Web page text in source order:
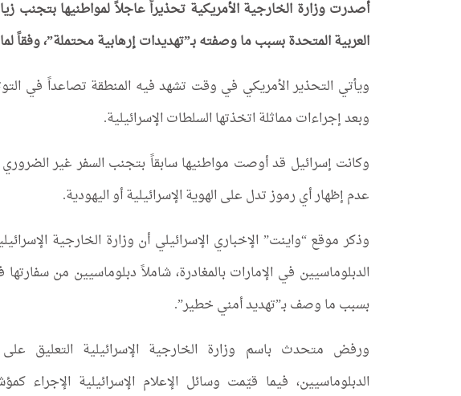
أصدرت وزارة الخارجية الأمريكية تحذيراً عاجلاً لمواطنيها بتجنب
العربية المتحدة بسبب ما وصفته بـ”تهديدات إرهابية محتملة”، وفقاً
ويأتي التحذير الأمريكي في وقت تشهد فيه المنطقة تصاعداً في
وبعد إجراءات مماثلة اتخذتها السلطات الإسرائيلية.
وكانت إسرائيل قد أوصت مواطنيها سابقاً بتجنب السفر غير الضروري
عدم إظهار أي رموز تدل على الهوية الإسرائيلية أو اليهودية.
وذكر موقع “واينت” الإخباري الإسرائيلي أن وزارة الخارجية
الدبلوماسيين في الإمارات بالمغادرة، شاملاً دبلوماسيين من
بسبب ما وصف بـ”تهديد أمني خطير”.
ورفض متحدث باسم وزارة الخارجية الإسرائيلية التعليق على
الدبلوماسيين، فيما قيّمت وسائل الإعلام الإسرائيلية